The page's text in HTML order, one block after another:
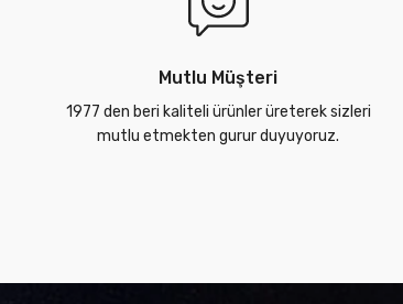
Mutlu Müşteri
1977 den beri kaliteli ürünler üreterek sizleri
mutlu etmekten gurur duyuyoruz.